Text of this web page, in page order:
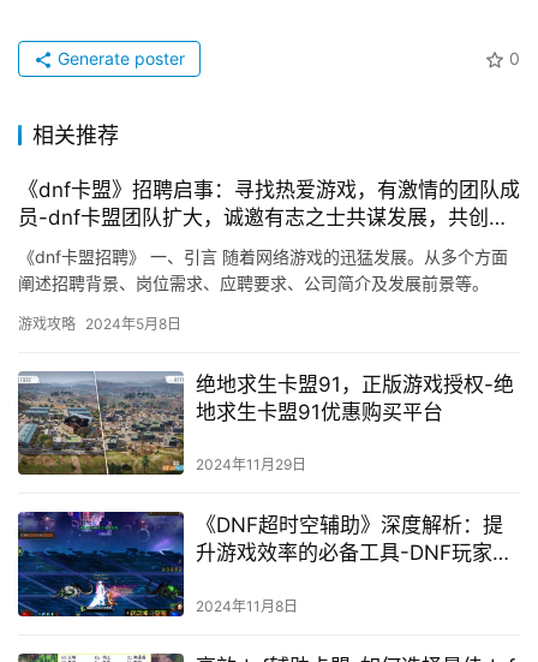
0
Generate poster
相关推荐
《dnf卡盟》招聘启事：寻找热爱游戏，有激情的团队成
员-dnf卡盟团队扩大，诚邀有志之士共谋发展，共创辉
煌
《dnf卡盟招聘》 一、引言 随着网络游戏的迅猛发展。从多个方面
阐述招聘背景、岗位需求、应聘要求、公司简介及发展前景等。
游戏攻略 2024年5月8日
绝地求生卡盟91，正版游戏授权-绝
地求生卡盟91优惠购买平台
2024年11月29日
《DNF超时空辅助》深度解析：提
升游戏效率的必备工具-DNF玩家必
险评估
2024年11月8日